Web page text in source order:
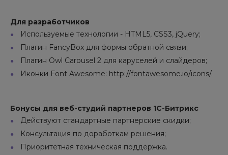
Для разработчиков
Используемые технологии - HTML5, CSS3, jQuery;
Плагин FancyBox для формы обратной связи;
Плагин Owl Carousel 2 для каруселей и слайдеров;
Иконки Font Awesome: http://fontawesome.io/icons/.
Бонусы для веб-студий партнеров 1С-Битрикс
Действуют стандартные партнерские скидки;
Консультация по доработкам решения;
Приоритетная техническая поддержка.